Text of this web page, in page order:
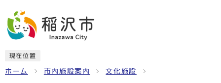
現在位置
ホーム 市内施設案内 文化施設